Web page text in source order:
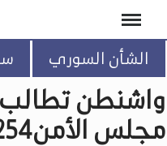
الشأن السوري
واشنطن تطالب
مجلس الأمن2254 بخصوص سوريا